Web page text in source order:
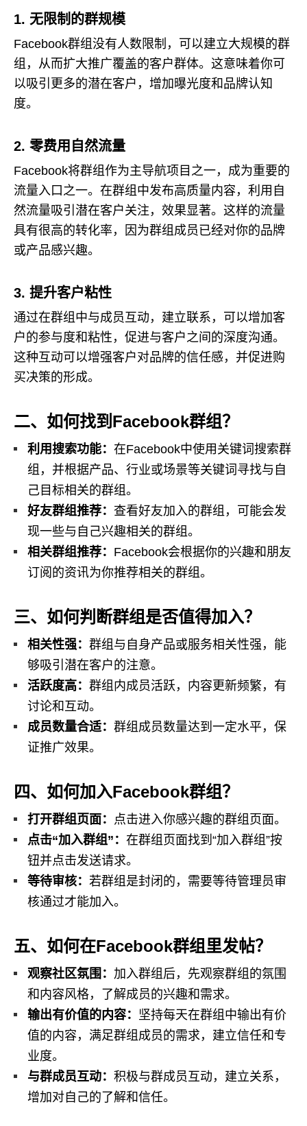
1. 无限制的群规模
Facebook群组没有人数限制，可以建立大规模的群
组，从而扩大推广覆盖的客户群体。这意味着你可
以吸引更多的潜在客户，增加曝光度和品牌认知
度。
2. 零费用自然流量
Facebook将群组作为主导航项目之一，成为重要的
流量入口之一。在群组中发布高质量内容，利用自
然流量吸引潜在客户关注，效果显著。这样的流量
具有很高的转化率，因为群组成员已经对你的品牌
或产品感兴趣。
3. 提升客户粘性
通过在群组中与成员互动，建立联系，可以增加客
户的参与度和粘性，促进与客户之间的深度沟通。
这种互动可以增强客户对品牌的信任感，并促进购
买决策的形成。
二、如何找到Facebook群组？
利用搜索功能： 在Facebook中使用关键词搜索群
组，并根据产品、行业或场景等关键词寻找与自
己目标相关的群组。
好友群组推荐： 查看好友加入的群组，可能会发
现一些与自己兴趣相关的群组。
相关群组推荐： Facebook会根据你的兴趣和朋友
订阅的资讯为你推荐相关的群组。
三、如何判断群组是否值得加入？
相关性强： 群组与自身产品或服务相关性强，能
够吸引潜在客户的注意。
活跃度高： 群组内成员活跃，内容更新频繁，有
讨论和互动。
成员数量合适： 群组成员数量达到一定水平，保
证推广效果。
四、如何加入Facebook群组？
打开群组页面： 点击进入你感兴趣的群组页面。
点击“加入群组”： 在群组页面找到“加入群组”按
钮并点击发送请求。
等待审核： 若群组是封闭的，需要等待管理员审
核通过才能加入。
五、如何在Facebook群组里发帖？
观察社区氛围： 加入群组后，先观察群组的氛围
和内容风格，了解成员的兴趣和需求。
输出有价值的内容： 坚持每天在群组中输出有价
值的内容，满足群组成员的需求，建立信任和专
业度。
与群成员互动： 积极与群成员互动，建立关系，
增加对自己的了解和信任。